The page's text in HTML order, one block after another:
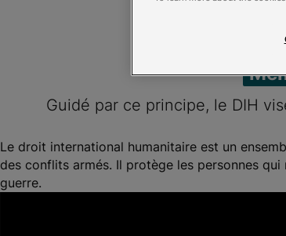
Guidé par ce principe, le DIH
Le droit international humanitaire est un
des conflits armés. Il protège les personnes
guerre.